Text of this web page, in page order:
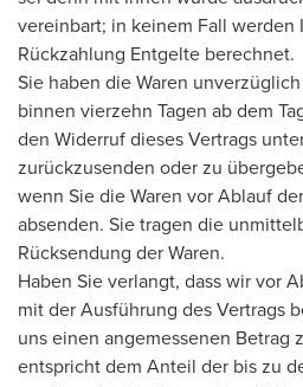
vereinbart; in keinem Fall
Rückzahlung Entgelte berechnet.
Sie haben die Waren
binnen vierzehn Tagen ab dem
den Widerruf dieses Vertrags
zurückzusenden oder zu
wenn Sie die Waren vor Ablauf
absenden. Sie tragen die
Rücksendung der Waren.
Haben Sie verlangt, dass wir vor
mit der Ausführung des Vertrags
uns einen angemessenen Betrag
entspricht dem Anteil der bis zu